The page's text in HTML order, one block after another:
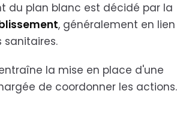
du plan blanc est décidé par la
, généralement en lien
sanitaires.
la mise en place d'une
de coordonner les actions.